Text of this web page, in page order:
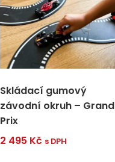
Skládací gumový
závodní okruh – Grand
Prix
2 495 Kč s DPH